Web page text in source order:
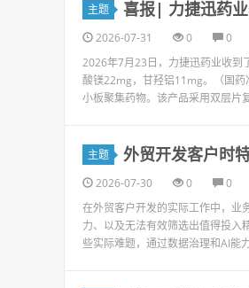
主题 喜报| 力捷迅药
2026-07-31 0
0
2026年7月23日，力捷迅药业收到
酸镁22mg，甘羟铝11mg。（国
小板聚集药物。该产品采用双层片
主题 外贸开发客户时
2026-07-30 0
0
在外贸客户开发的实际工作中，业
力、以及无法有效筛选出值得投入
些实际难题，通过数据治理和AI能